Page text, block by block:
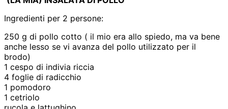
Ingredienti per 2 persone:
250 g di pollo cotto ( il mio era allo spiedo, ma va bene
anche lesso se vi avanza del pollo utilizzato per il
brodo)
1 cespo di indivia riccia
4 foglie di radicchio
1 pomodoro
1 cetriolo